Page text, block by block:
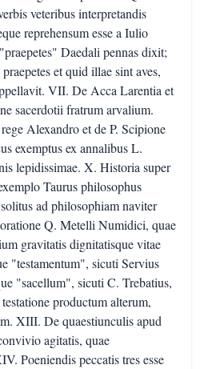
veteribus interpretandis
reprehensum esse a Iulio
Daedali pennas dixit;
et quid illae sint aves,
VII. De Acca Larentia et
sacerdotii fratrum arvalium.
Alexandro et de P. Scipione
exemptus ex annalibus L.
lepidissimae. X. Historia super
Taurus philosophus
ad philosophiam naviter
Q. Metelli Numidici, quae
gravitatis dignitatisque vitae
"testamentum", sicuti Servius
"sacellum", sicuti C. Trebatius,
productum alterum,
XIII. De quaestiunculis apud
agitatis, quae
Poeniendis peccatis tres esse